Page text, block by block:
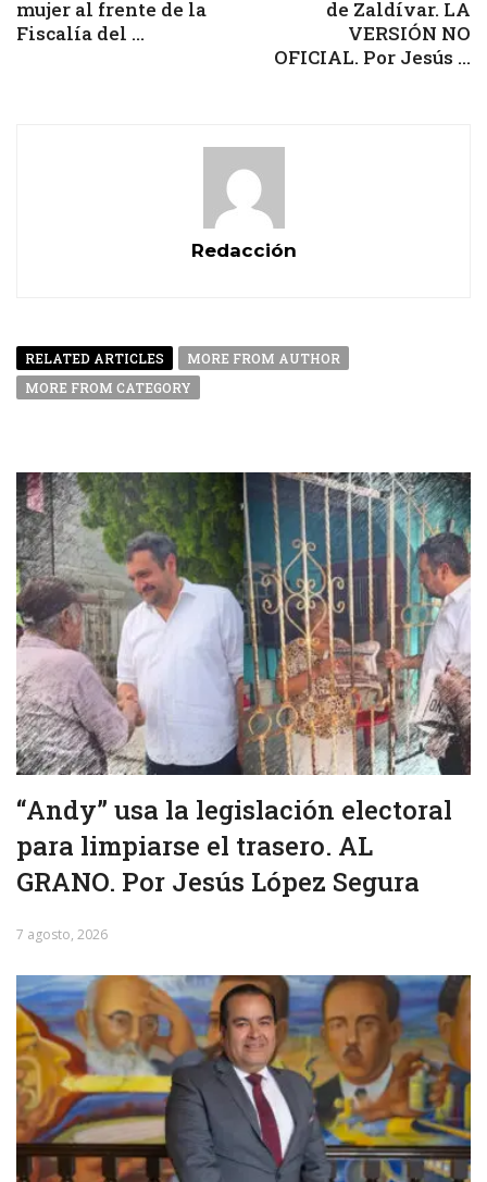
mujer al frente de la
Fiscalía del ...
de Zaldívar. LA
VERSIÓN NO
OFICIAL. Por Jesús ...
Redacción
RELATED ARTICLES
MORE FROM AUTHOR
MORE FROM CATEGORY
“Andy” usa la legislación electoral
para limpiarse el trasero. AL
GRANO. Por Jesús López Segura
7 agosto, 2026